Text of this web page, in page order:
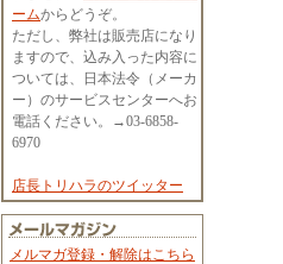
ームからどうぞ。
ただし、弊社は販売店になり
ますので、込み入った内容に
ついては、日本法令（メーカ
ー）のサービスセンターへお
電話ください。→03-6858-
6970
店長トリハラのツイッター
メルマガ登録・解除はこちら